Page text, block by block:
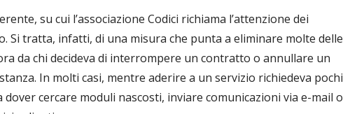
su cui l’associazione Codici richiama l’attenzione dei
Si tratta, infatti, di una misura che punta a eliminare molte delle
da chi decideva di interrompere un contratto o annullare un
In molti casi, mentre aderire a un servizio richiedeva pochi
dover cercare moduli nascosti, inviare comunicazioni via e-mail o